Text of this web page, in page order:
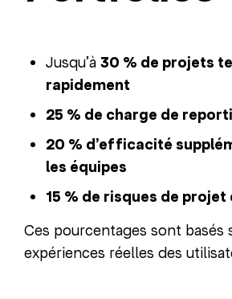
Jusqu’à 30 % de projets
rapidement
25 % de charge de
20 % d’efficacité
les équipes
15 % de risques de projet
Ces pourcentages sont basés
expériences réelles des